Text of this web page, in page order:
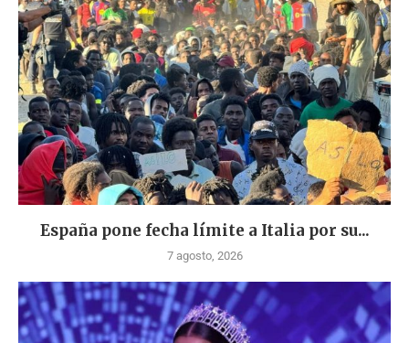
España pone fecha límite a Italia por su...
7 agosto, 2026